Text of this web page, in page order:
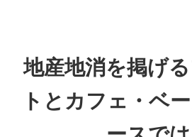
地産地消を掲げ
トとカフェ・ベ